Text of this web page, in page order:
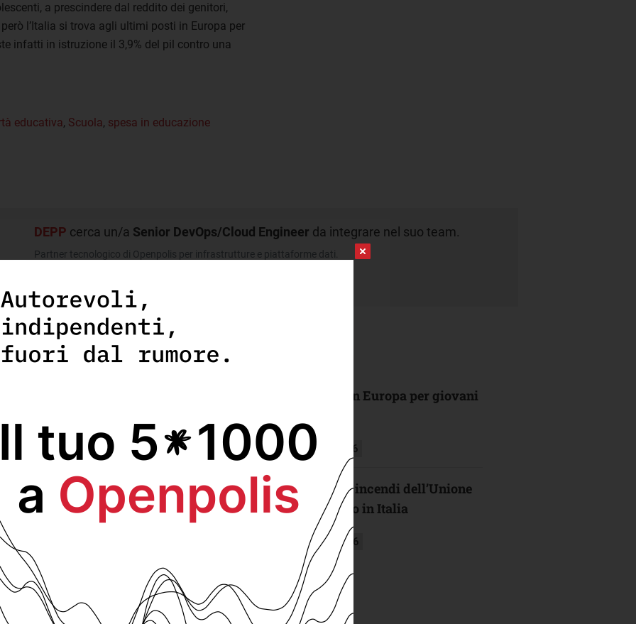
a prescindere dal reddito dei genitori,
l’Italia si trova agli ultimi posti in Europa per
infatti in istruzione il 3,9% del pil contro una
educativa, Scuola, spesa in educazione
DEPP cerca un/a Senior DevOps/Cloud Engineer da integrare nel suo team.
Partner tecnologico di Openpolis per infrastrutture e piattaforme dati.
in Italia
povere sono di
scolarizzazione.
in Europa per
RECENTI
L’Italia è penultima in Europa per giovani
Martedì 4 Agosto 2026
Più di un terzo degli incendi dell’Unione
Europea è divampato in Italia
Martedì 28 Luglio 2026